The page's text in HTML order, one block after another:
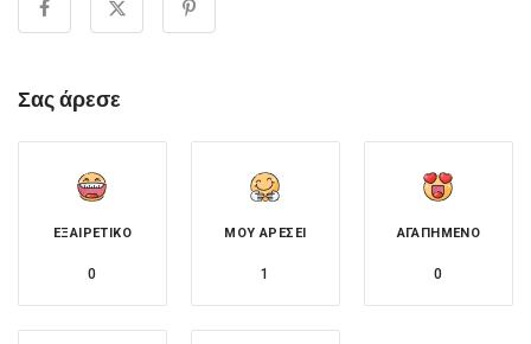
Σας άρεσε
ΕΞΑΙΡΕΤΙΚΌ
0
ΜΟΥ ΑΡΈΣΕΙ
1
ΑΓΑΠΗΜΈΝΟ
0